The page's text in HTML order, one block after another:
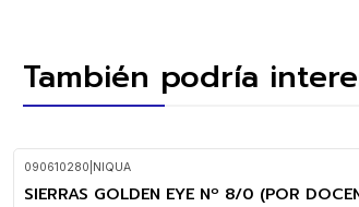
También podría
090610280 NIQUA
SIERRAS GOLDEN EYE Nº 8/0 (POR